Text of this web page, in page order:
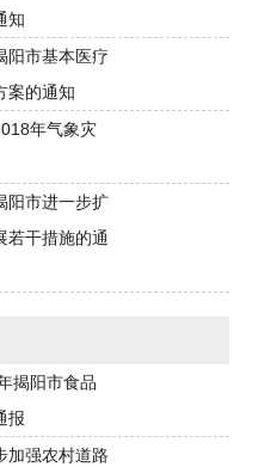
知
阳市基本医疗
案的通知
年气象灾
阳市进一步扩
若干措施的通
揭阳市食品
报
加强农村道路